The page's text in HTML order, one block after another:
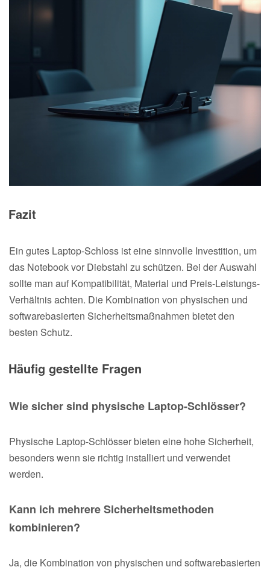
Fazit
Ein gutes Laptop-Schloss ist eine sinnvolle Investition, um
das Notebook vor Diebstahl zu schützen. Bei der Auswahl
sollte man auf Kompatibilität, Material und Preis-Leistungs-
Verhältnis achten. Die Kombination von physischen und
softwarebasierten Sicherheitsmaßnahmen bietet den
besten Schutz.
Häufig gestellte Fragen
Wie sicher sind physische Laptop-Schlösser?
Physische Laptop-Schlösser bieten eine hohe Sicherheit,
besonders wenn sie richtig installiert und verwendet
werden.
Kann ich mehrere Sicherheitsmethoden
kombinieren?
Ja, die Kombination von physischen und softwarebasierten